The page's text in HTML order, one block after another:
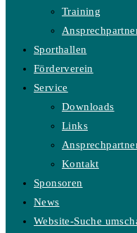
Training
Sporthallen
Förderverein
Service
Downloads
Links
Kontakt
Sponsoren
News
Website-Suche